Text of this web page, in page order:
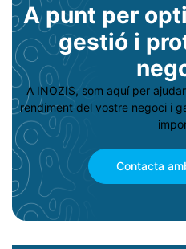
A punt per
gestió i
A INOZIS, som aquí per
rendiment del vostre negoci i
Contacta